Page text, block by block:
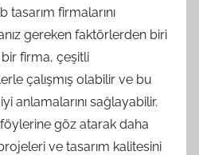
tasarım firmalarını
gereken faktörlerden biri
firma, çeşitli
çalışmış olabilir ve bu
anlamalarını sağlayabilir.
göz atarak daha
ve tasarım kalitesini